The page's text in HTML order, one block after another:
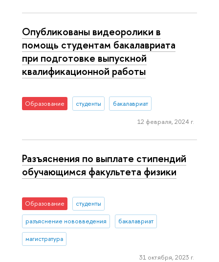
Опубликованы видеоролики в
помощь студентам бакалавриата
при подготовке выпускной
квалификационной работы
Образование студенты бакалавриат
12 февраля, 2024 г.
Разъяснения по выплате стипендий
обучающимся факультета физики
Образование студенты
разъяснение нововведения бакалавриат
магистратура
31 октября, 2023 г.